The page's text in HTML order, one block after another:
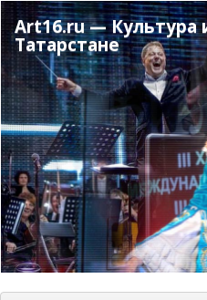
Перейти
к
основному
содержанию
Art16.ru — Культура
Татарстане